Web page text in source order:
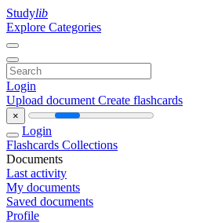
Studylib
Explore Categories
Login
Upload document Create flashcards
×
Login
Flashcards Collections
Documents
Last activity
My documents
Saved documents
Profile